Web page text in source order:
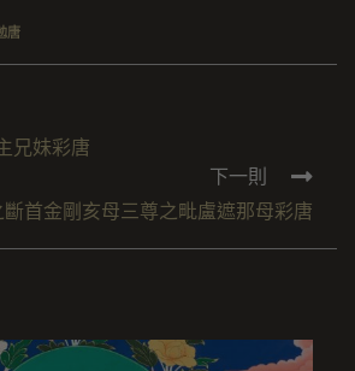
唐
兄妹彩唐
下一則
斷首金剛亥母三尊之毗盧遮那母彩唐